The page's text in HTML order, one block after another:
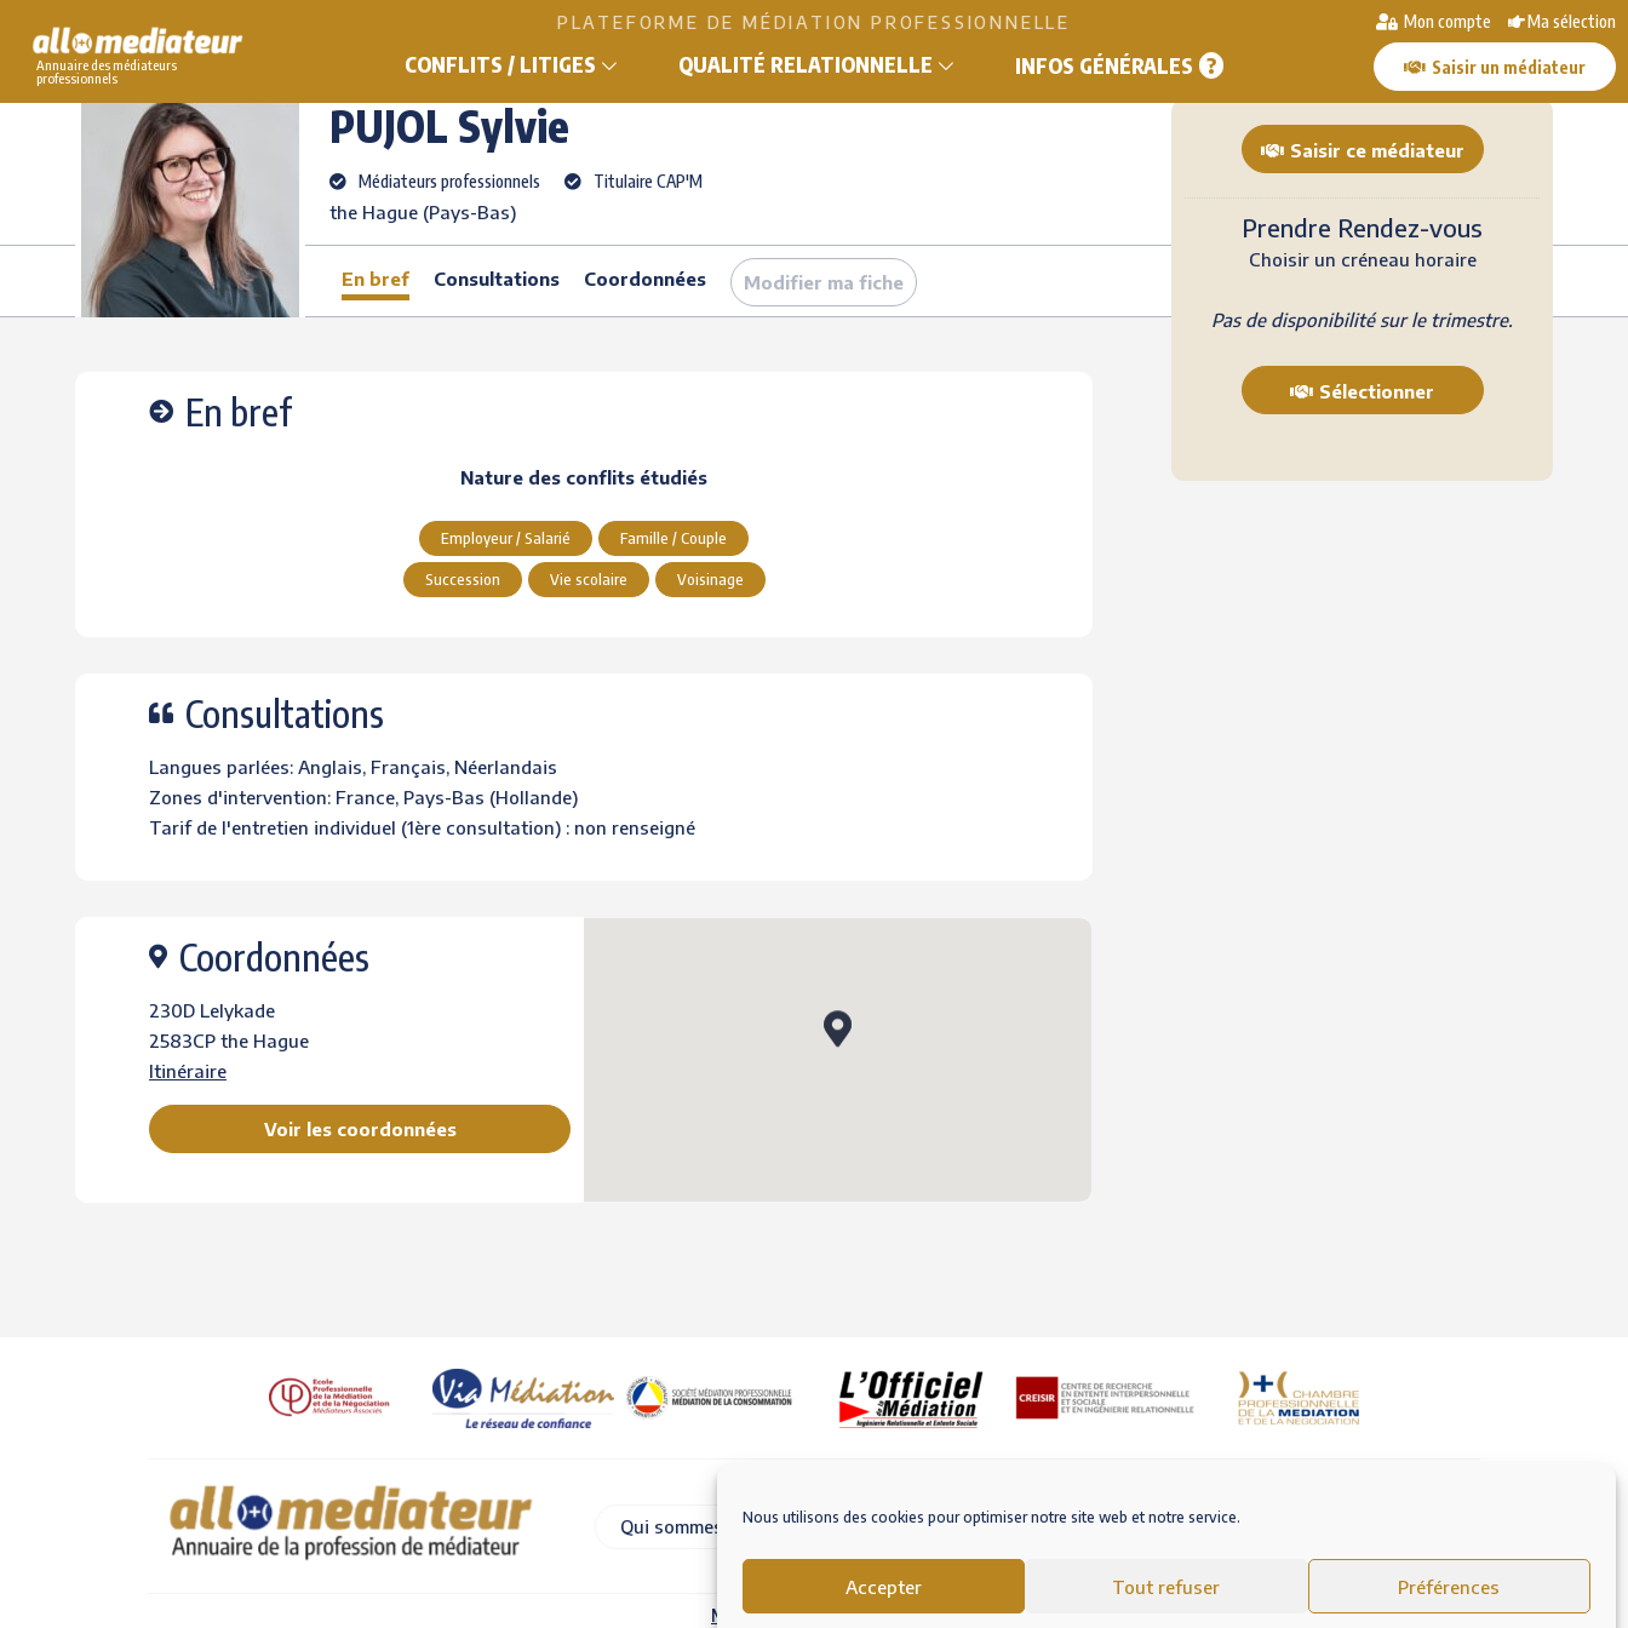
Nous utilisons des cookies pour optimiser notre site web et notre service.
Accepter Tout refuser Préférences
contentAnnuaire des médiateurs
professionnels
PLATEFORME DE MÉDIATION PROFESSIONNELLE
CONFLITS / LITIGES QUALITÉ RELATIONNELLE INFOS GÉNÉRALES
Mon compte Ma sélection
Saisir un médiateur
AlloMediateur>Les médiateurs professionnels
PUJOL Sylvie
Médiateurs professionnels Titulaire CAP'M
the Hague (Pays-Bas)
Recevoir la fiche contact Sélectionner
Saisir ce médiateur
Prendre Rendez-vous
Choisir un créneau horaire
Pas de disponibilité sur le trimestre.
Sélectionner
En bref Consultations Coordonnées Modifier ma fiche
En bref
Nature des conflits étudiés
Employeur / Salarié Famille / Couple
Succession Vie scolaire Voisinage
Consultations
Langues parlées: Anglais, Français, Néerlandais
Zones d'intervention: France, Pays-Bas (Hollande)
Tarif de l'entretien individuel (1ère consultation) : non renseigné
Coordonnées
230D Lelykade
2583CP the Hague
Itinéraire
Voir les coordonnées
Qui sommes-nous Nous contacter M'inscrire sur AlloMediateur
Mentions légales – RGPD Conditions Générales d’Utilisation Politique de cookies (EU)